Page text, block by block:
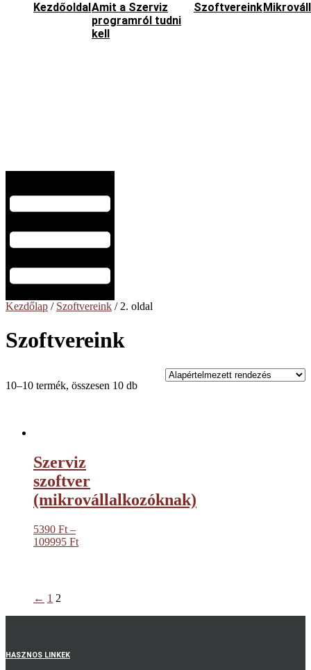
KezdőoldalAmit a Szerviz
programról tudni
kell
Szoftvereink
Kezdőlap / Szoftvereink / 2. oldal
Szoftvereink
10–10 termék, összesen 10 db
Szerviz
szoftver
(mikrovállalkozóknak)
5390 Ft –
109995 FtÁrtartomány:
← 1 2
HASZNOS LINKEK